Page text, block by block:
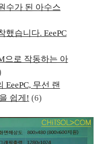
수가 된 아수스
했습니다. EeePC
으로 작동하는 아
EeePC, 무선 랜
쉽게! (6)